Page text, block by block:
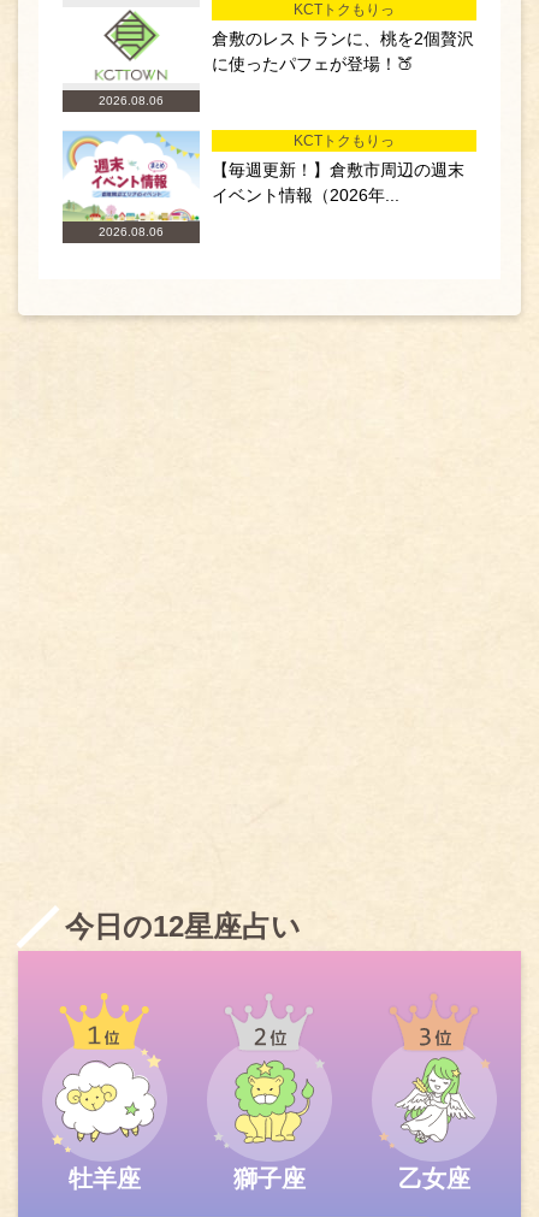
2026.08.06
KCTトクもりっ
倉敷のレストランに、桃を2個贅沢
に使ったパフェが登場！🍑
2026.08.06
KCTトクもりっ
【毎週更新！】倉敷市周辺の週末
イベント情報（2026年...
今日の12星座占い
牡羊座 獅子座 乙女座